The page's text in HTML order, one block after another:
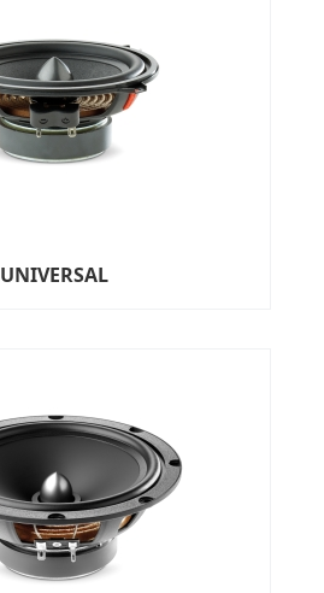
UNIVERSAL